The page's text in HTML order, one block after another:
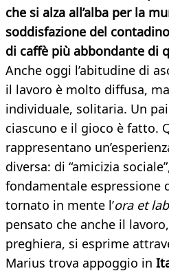
che si alza all’alba per la
soddisfazione del
di caffè più abbondante di
Anche oggi l’abitudine di
il lavoro è molto diffusa, ma
individuale, solitaria. Un
ciascuno e il gioco è fatto.
rappresentano
diversa: di “amicizia
fondamentale espressione
tornato in mente l’ora et
pensato che anche il
preghiera, si esprime
Marius trova appoggio in